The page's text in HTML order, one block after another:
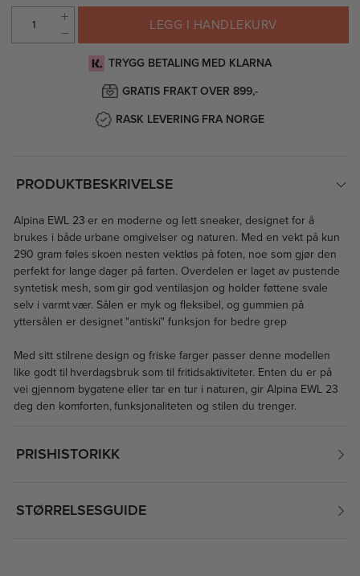
LEGG I HANDLEKURV
TRYGG BETALING MED KLARNA
GRATIS FRAKT OVER 899,-
RASK LEVERING FRA NORGE
PRODUKTBESKRIVELSE
Alpina EWL 23 er en moderne og lett sneaker, designet for å
brukes i både urbane omgivelser og naturen. Med en vekt på kun
290 gram føles skoen nesten vektløs på foten, noe som gjør den
perfekt for lange dager på farten. Overdelen er laget av pustende
syntetisk mesh, som gir god ventilasjon og holder føttene svale
selv i varmt vær. Sålen er myk og fleksibel, og gummien på
yttersålen er designet "antiski" funksjon for bedre grep
Med sitt stilrene design og friske farger passer denne modellen
like godt til hverdagsbruk som til fritidsaktiviteter. Enten du er på
vei gjennom bygatene eller tar en tur i naturen, gir Alpina EWL 23
deg den komforten, funksjonaliteten og stilen du trenger.
PRISHISTORIKK
STØRRELSESGUIDE